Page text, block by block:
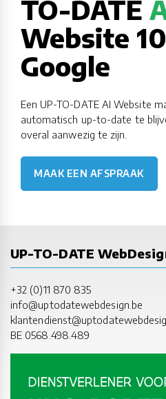
TO-DATE
Website
Google
Een UP-TO-DATE AI Website
automatisch up-to-date te
overal aanwezig te zijn.
MAAK EEN AFSPRAAK
UP-TO-DATE
+32 (0)11 870 835
info@uptodatewebdesign.be
BE 0568.498.489